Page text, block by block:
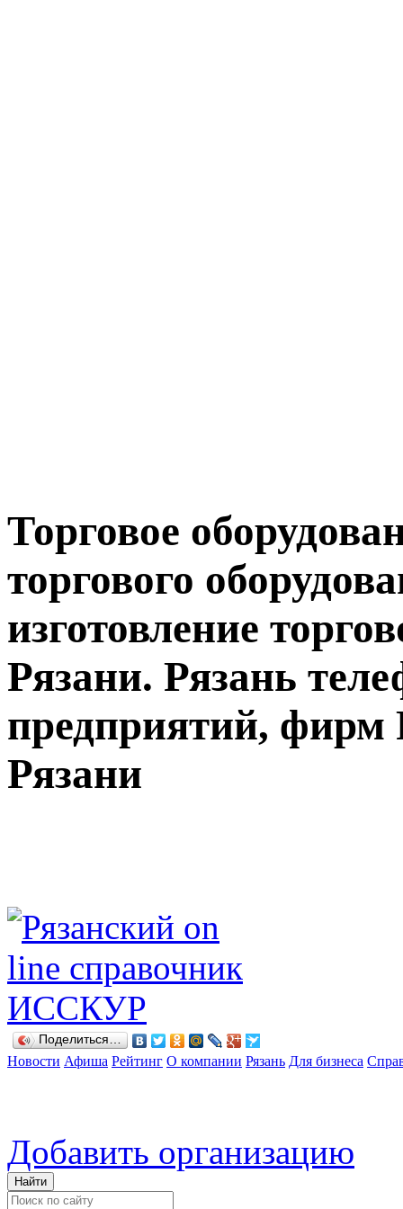
Торговое
торгового
изготовление
Рязани. Рязань
предприятий, фирм
Рязани
Поделиться…
Новости Афиша Рейтинг О компании Рязань Для бизнеса
Добавить организацию